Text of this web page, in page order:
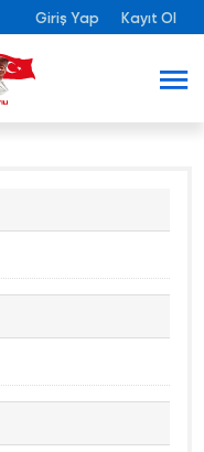
Giriş Yap Kayıt Ol